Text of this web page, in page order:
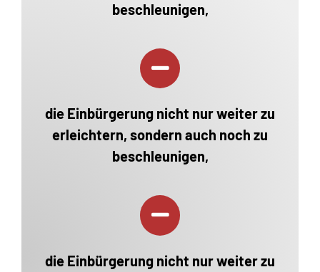
beschleunigen,
die Einbürgerung nicht nur weiter zu
erleichtern, sondern auch noch zu
beschleunigen,
die Einbürgerung nicht nur weiter zu